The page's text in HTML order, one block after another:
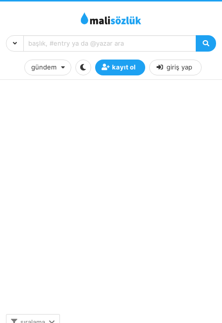
gündem kayıt ol giriş yap